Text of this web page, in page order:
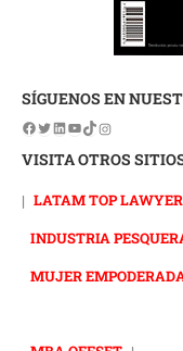
SÍGUENOS EN
VISITA OTROS
| LATAM TOP LAWYER
INDUSTRIA
MUJER